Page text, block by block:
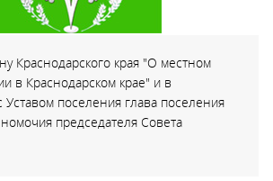
Краснодарского края "О местном
в Краснодарском крае" и в
Уставом поселения глава поселения
председателя Совета